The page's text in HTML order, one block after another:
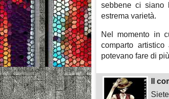
sebbene ci siano
estrema varietà.
Nel momento in
comparto
potevano fare di
Il